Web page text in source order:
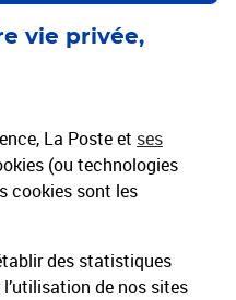
vie privée,
La Poste et ses
(ou technologies
cookies sont les
des statistiques
de nos sites